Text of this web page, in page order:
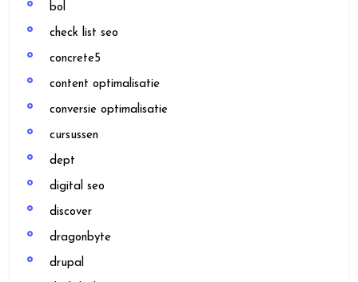
bol
check list seo
concrete5
content optimalisatie
conversie optimalisatie
cursussen
dept
digital seo
discover
dragonbyte
drupal